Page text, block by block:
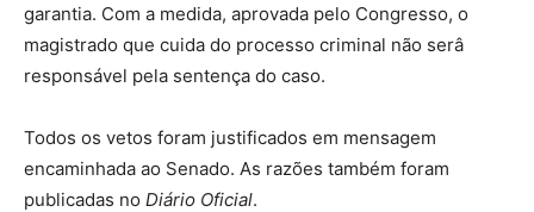
garantia. Com a medida, aprovada pelo Congresso, o
magistrado que cuida do processo criminal não serâ
responsável pela sentença do caso.
Todos os vetos foram justificados em mensagem
encaminhada ao Senado. As razões também foram
publicadas no Diário Oficial.